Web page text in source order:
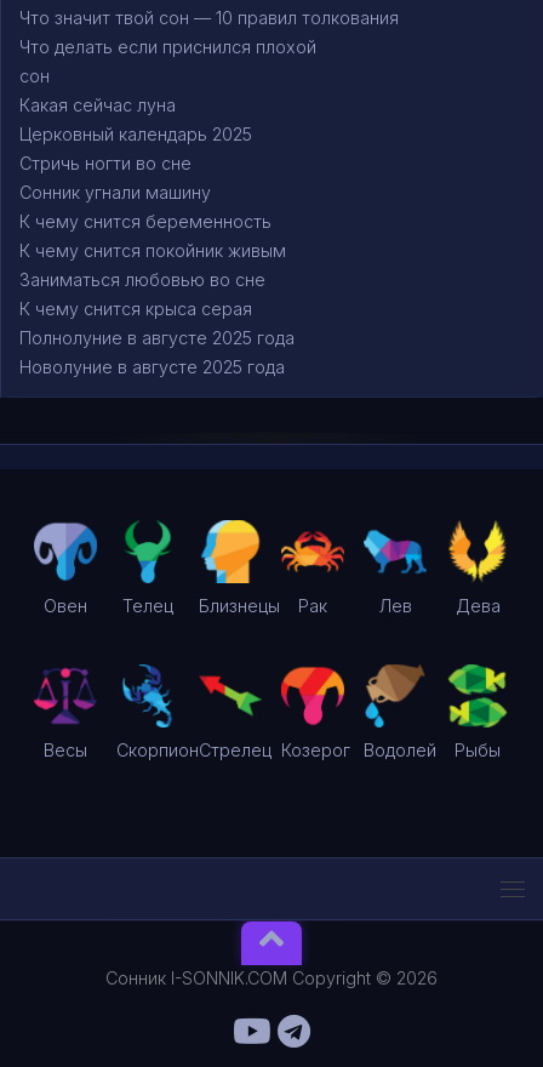
Что значит твой сон — 10 правил толкования
Что делать если приснился плохой
сон
Какая сейчас луна
Церковный календарь 2025
Стричь ногти во сне
Сонник угнали машину
К чему снится беременность
К чему снится покойник живым
Заниматься любовью во сне
К чему снится крыса серая
Полнолуние в августе 2025 года
Новолуние в августе 2025 года
Овен Телец Близнецы Рак Лев Дева
Весы СкорпионСтрелец Козерог Водолей Рыбы
Сонник I-SONNIK.COM Copyright © 2026